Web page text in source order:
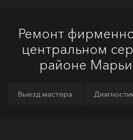
Ремонт
центральном
районе
Выезд мастера